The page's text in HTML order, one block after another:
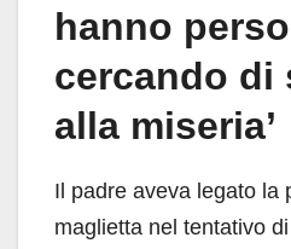
hanno
cercando di
alla miseria’
Il padre aveva legato la
maglietta nel tentativo